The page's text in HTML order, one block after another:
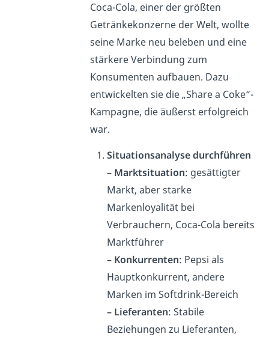
Coca-Cola, einer der größten
Getränkekonzerne der Welt, wollte
seine Marke neu beleben und eine
stärkere Verbindung zum
Konsumenten aufbauen. Dazu
entwickelten sie die „Share a Coke“-
Kampagne, die äußerst erfolgreich
war.
Situationsanalyse durchführen
– Marktsituation: gesättigter
Markt, aber starke
Markenloyalität bei
Verbrauchern, Coca-Cola bereits
Marktführer
– Konkurrenten: Pepsi als
Hauptkonkurrent, andere
Marken im Softdrink-Bereich
– Lieferanten: Stabile
Beziehungen zu Lieferanten,